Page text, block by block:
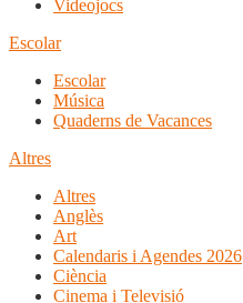
Videojocs
Escolar
Escolar
Música
Quaderns de Vacances
Altres
Altres
Anglès
Art
Calendaris i Agendes 2026
Ciència
Cinema i Televisió